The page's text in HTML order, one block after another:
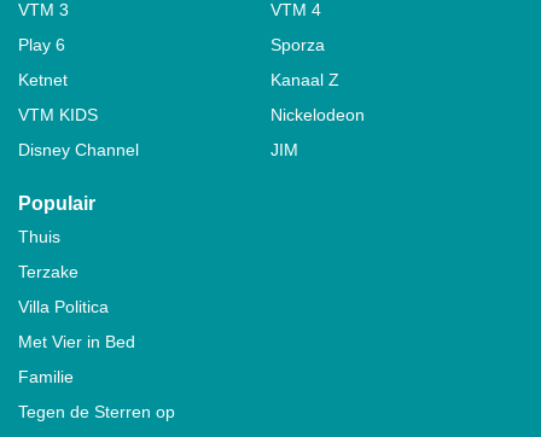
VTM 3
VTM 4
Play 6
Sporza
Ketnet
Kanaal Z
VTM KIDS
Nickelodeon
Disney Channel
JIM
Populair
Thuis
Terzake
Villa Politica
Met Vier in Bed
Familie
Tegen de Sterren op